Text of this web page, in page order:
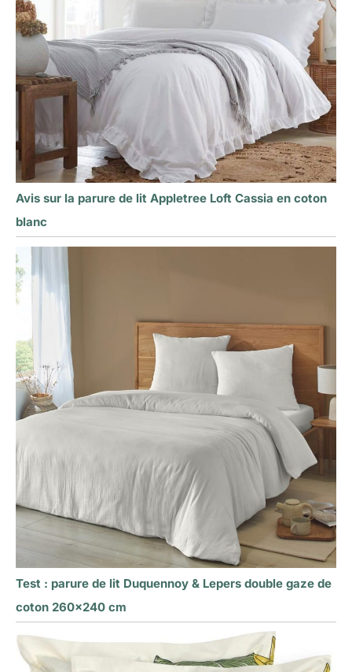
Avis sur la parure de lit Appletree Loft Cassia en coton
blanc
Test : parure de lit Duquennoy & Lepers double gaze de
coton 260×240 cm